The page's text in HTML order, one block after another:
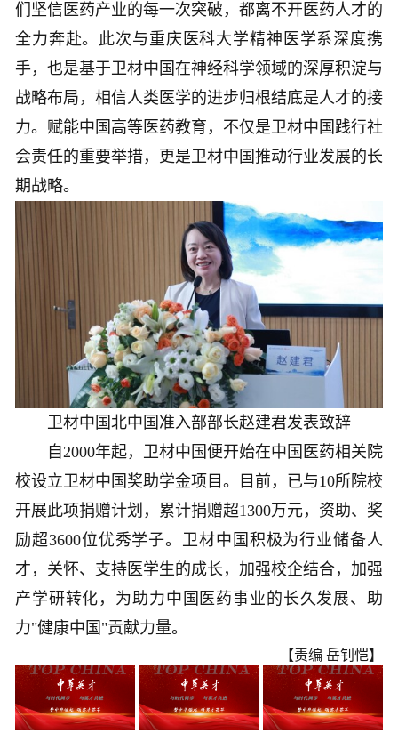
们坚信医药产业的每一次突破，都离不开医药人才的
全力奔赴。此次与重庆医科大学精神医学系深度携
手，也是基于卫材中国在神经科学领域的深厚积淀与
战略布局，相信人类医学的进步归根结底是人才的接
力。赋能中国高等医药教育，不仅是卫材中国践行社
会责任的重要举措，更是卫材中国推动行业发展的长
期战略。
卫材中国北中国准入部部长赵建君发表致辞
自2000年起，卫材中国便开始在中国医药相关院
校设立卫材中国奖助学金项目。目前，已与10所院校
开展此项捐赠计划，累计捐赠超1300万元，资助、奖
励超3600位优秀学子。卫材中国积极为行业储备人
才，关怀、支持医学生的成长，加强校企结合，加强
产学研转化，为助力中国医药事业的长久发展、助
力"健康中国"贡献力量。
【责编 岳钊恺】